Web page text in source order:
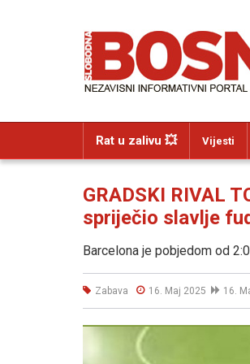
Rat u zalivu 💥 Vijesti
GRADSKI RIVAL
spriječio slavlje
Barcelona je pobjedom od
Zabava 16. Maj 2025 16.